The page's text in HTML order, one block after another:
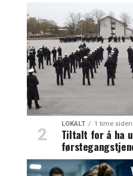
LOKALT 1 time siden
Tiltalt for å ha